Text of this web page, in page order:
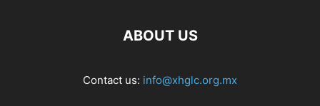
ABOUT US
Contact us: info@xhglc.org.mx